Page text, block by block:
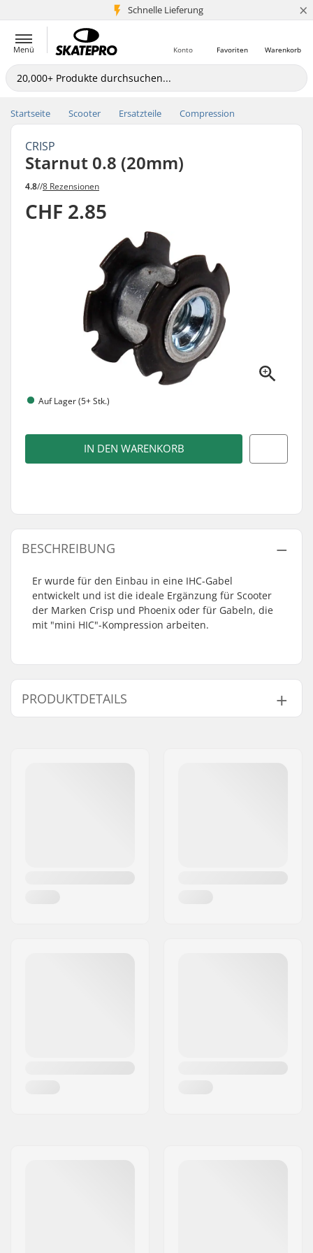
Schnelle Lieferung
5+ Mio. Kunden ×
Menü Warenkorb
Favoriten
Konto
Startseite Scooter Ersatzteile Compression
CRISP
Starnut 0.8 (20mm)
4.8//8 Rezensionen
CHF 2.85
Auf Lager (5+ Stk.)
IN DEN WARENKORB
BESCHREIBUNG
Er wurde für den Einbau in eine IHC-Gabel
entwickelt und ist die ideale Ergänzung für Scooter
der Marken Crisp und Phoenix oder für Gabeln, die
mit "mini HIC"-Kompression arbeiten.
PRODUKTDETAILS